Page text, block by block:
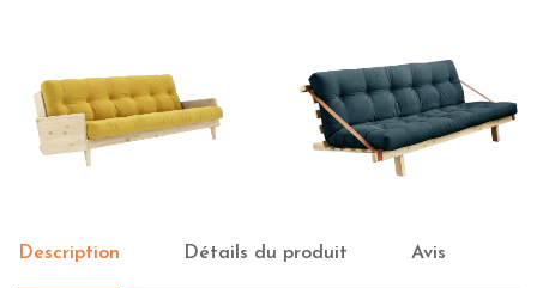
Description Détails du produit Avis